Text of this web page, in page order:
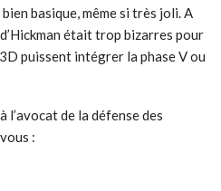
basique, même si très joli. A
était trop bizarres pour
puissent intégrer la phase V ou
l’avocat de la défense des
: